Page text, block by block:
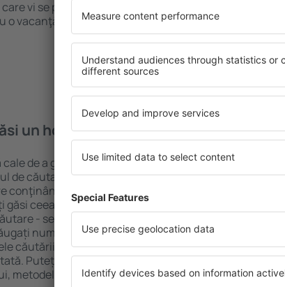
vi se potriveşte și începeți să vă faceți
o vacanţă sau călătorie de afaceri!
un hotel în Mount Prospect?
cale de a găsi un hotel în Mount Prospect este
de căutare cazare eSky. Baza mare de date cu
conţinând o gamă largă de opţiuni este o
găsi ceea ce căutați. Completați câmpurile
- selectați locul, alegeți data de check-in și
numărul de oaspeți, numărul de camere şi
căutării vă vor arăta cazarea disponibilă ȋn
Puteți verifica uşor distanța de la hotel ȋn
metodele de plată și clasificarea hotelului.